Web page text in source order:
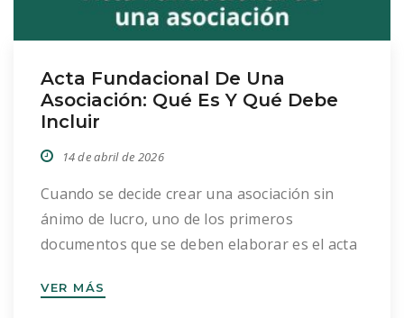
Acta Fundacional De Una
Asociación: Qué Es Y Qué Debe
Incluir
14 de abril de 2026
Cuando se decide crear una asociación sin
ánimo de lucro, uno de los primeros
documentos que se deben elaborar es el acta
como un simple trámite inicial, lo cierto es
VER MÁS